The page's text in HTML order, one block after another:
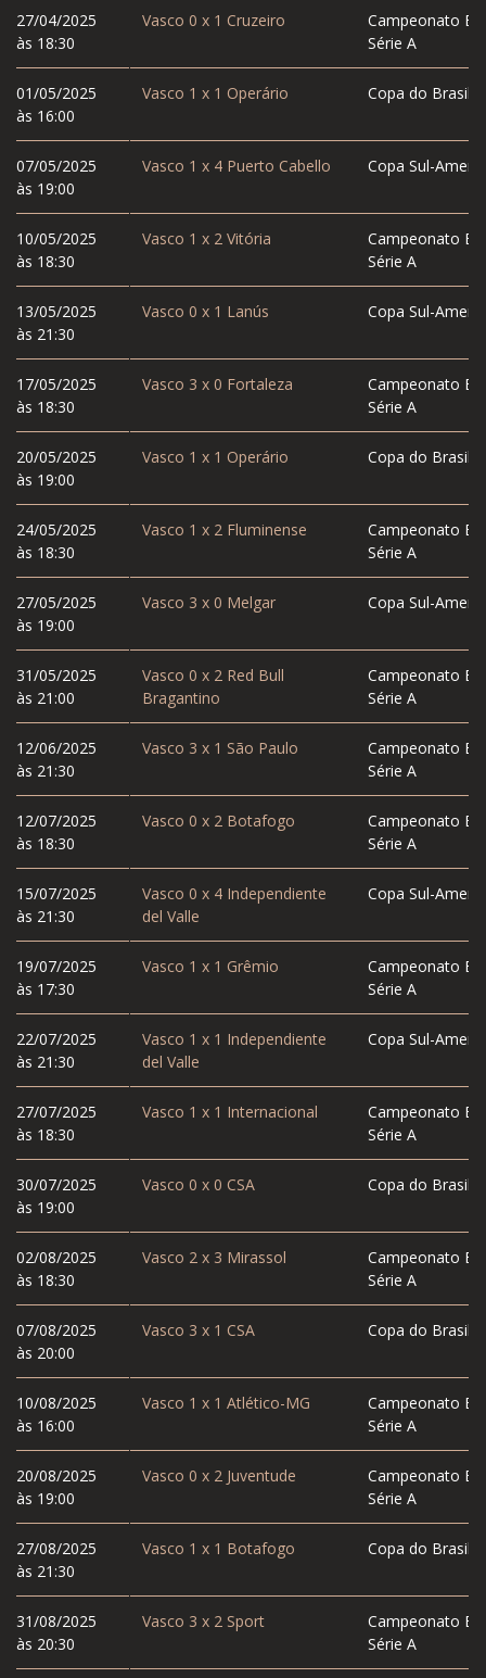
27/04/2025
às 18:30
01/05/2025
às 16:00
07/05/2025
às 19:00
10/05/2025
às 18:30
13/05/2025
às 21:30
17/05/2025
às 18:30
20/05/2025
às 19:00
24/05/2025
às 18:30
27/05/2025
às 19:00
31/05/2025
às 21:00
12/06/2025
às 21:30
12/07/2025
às 18:30
15/07/2025
às 21:30
19/07/2025
às 17:30
22/07/2025
às 21:30
27/07/2025
às 18:30
30/07/2025
às 19:00
02/08/2025
às 18:30
07/08/2025
às 20:00
10/08/2025
às 16:00
20/08/2025
às 19:00
27/08/2025
às 21:30
31/08/2025
às 20:30
Vasco 0 x 1 Cruzeiro
Campeonato
Série A
Vasco 1 x 1 Operário Copa do Brasil
Vasco 1 x 4Puerto Cabello Copa Sul-
Vasco 1 x 2Vitória
Campeonato
Série A
Vasco 0 x 1 Lanús Copa Sul-
Vasco 3 x 0 Fortaleza
Campeonato
Série A
Vasco 1 x 1 Operário Copa do Brasil
Vasco 1 x 2Fluminense
Campeonato
Série A
Vasco 3 x 0 Melgar Copa Sul-
Vasco 0 x 2Red Bull
Bragantino
Campeonato
Série A
Vasco 3 x 1 São Paulo
Campeonato
Série A
Vasco 0 x 2Botafogo
Campeonato
Série A
Vasco 0 x 4Independiente
del Valle
Copa Sul-
Vasco 1 x 1 Grêmio
Campeonato
Série A
Vasco 1 x 1 Independiente
del Valle
Copa Sul-
Vasco 1 x 1 Internacional
Campeonato
Série A
Vasco 0 x 0 CSA Copa do Brasil
Vasco 2 x 3 Mirassol
Campeonato
Série A
Vasco 3 x 1 CSA Copa do Brasil
Vasco 1 x 1 Atlético-MG
Campeonato
Série A
Vasco 0 x 2Juventude
Campeonato
Série A
Vasco 1 x 1 Botafogo Copa do Brasil
Vasco 3 x 2Sport
Campeonato
Série A